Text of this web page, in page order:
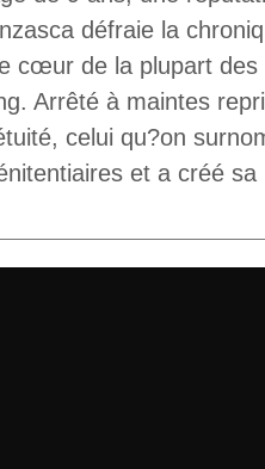
défraie la
cœur de la plupart
Arrêté à maintes
celui qu?on
et a créé